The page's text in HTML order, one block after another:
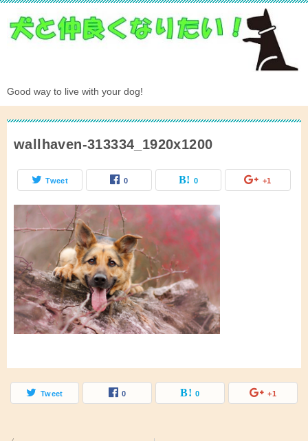
Good way to live with your dog!
wallhaven-313334_1920x1200
Tweet 0 0 +1
Tweet 0 0 +1